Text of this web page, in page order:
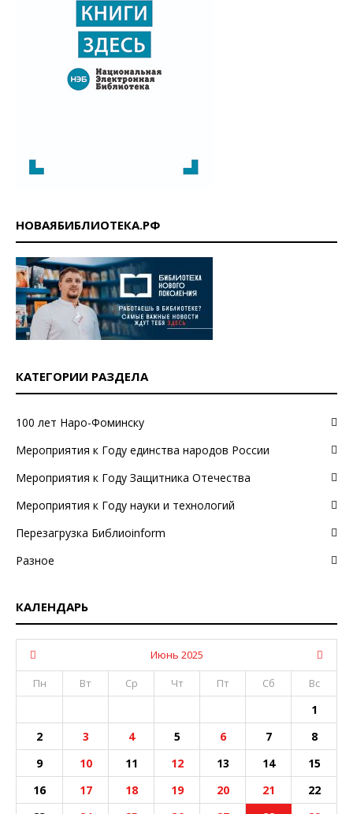
НОВАЯБИБЛИОТЕКА.РФ
КАТЕГОРИИ РАЗДЕЛА
100 лет Наро-Фоминску
Мероприятия к Году единства народов России
Мероприятия к Году Защитника Отечества
Мероприятия к Году науки и технологий
Перезагрузка Библиоinform
Разное
КАЛЕНДАРЬ
Июнь 2025
Пн
Вт Ср Чт Пт Сб Вс
1
2
3 4 5 6 7
8
9
10 11 12 13 14
15
16
17 18 19 20 21
22